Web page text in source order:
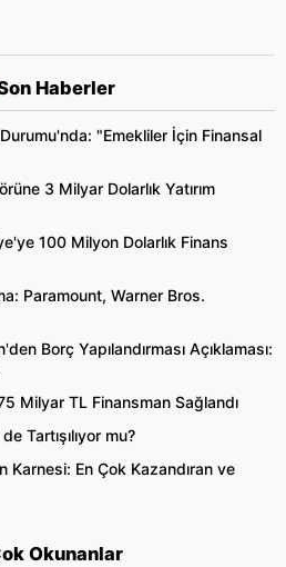
Haberler
"Emekliler İçin Finansal
3 Milyar Dolarlık Yatırım
100 Milyon Dolarlık Finans
Paramount, Warner Bros.
Borç Yapılandırması Açıklaması:
Milyar TL Finansman Sağlandı
Tartışılıyor mu?
Karnesi: En Çok Kazandıran ve
Okunanlar